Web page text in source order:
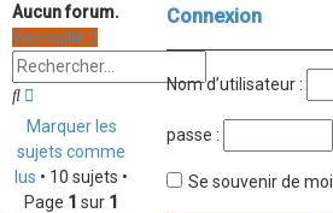
Aucun forum.
Verrouillé
Rechercher
avancée
Marquer les
sujets comme
lus • 10 sujets •
Page 1 sur 1
Connexion
Nom d’utilisateur :
passe :
Se souvenir de moi